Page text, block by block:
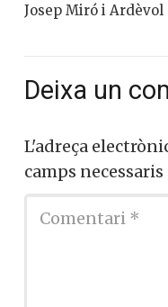
Josep Miró i Ardèvol
Deixa un
L'adreça
camps